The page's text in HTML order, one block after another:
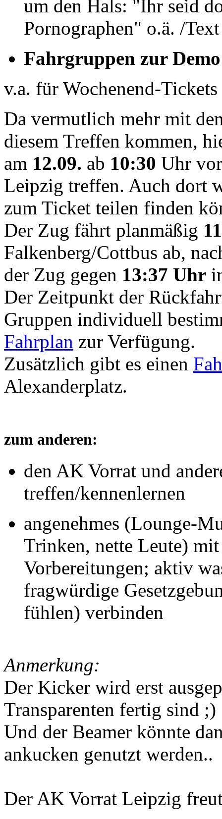
um den Hals: "Ihr seid
Pornographen" o.ä. /
Fahrgruppen zur
v.a. für Wochenend-
Da vermutlich mehr mit
diesem Treffen kommen,
am 12.09. ab 10:30 Uhr
Leipzig treffen. Auch dort
zum Ticket teilen finden
Der Zug fährt planmäßig
Falkenberg/Cottbus ab,
der Zug gegen 13:37 Uhr
Der Zeitpunkt der
Gruppen individuell
Fahrplan zur Verfügung.
Zusätzlich gibt es einen
Alexanderplatz.
zum anderen:
den AK Vorrat und
treffen/kennenlernen
angenehmes (Lounge-
Trinken, nette Leute)
Vorbereitungen; aktiv
fragwürdige
fühlen) verbinden
Anmerkung:
Der Kicker wird erst
Transparenten fertig sind ;)
Und der Beamer könnte
ankucken genutzt werden..
Der AK Vorrat Leipzig